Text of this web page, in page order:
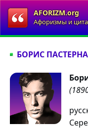
AFORIZM.org
Афоризмы и
БОРИС